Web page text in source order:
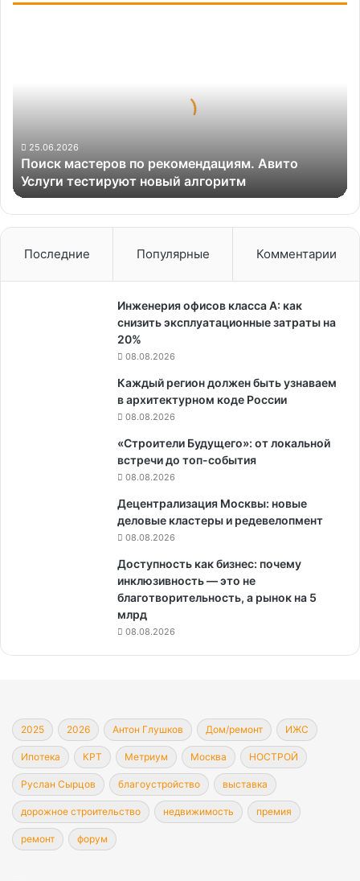
новый
алгоритм
25.06.2026
Поиск мастеров по рекомендациям. Авито
Услуги тестируют новый алгоритм
Последние Популярные Комментарии
Инженерия офисов класса А: как
снизить эксплуатационные затраты на
20%
08.08.2026
Каждый регион должен быть узнаваем
в архитектурном коде России
08.08.2026
«Строители Будущего»: от локальной
встречи до топ-события
08.08.2026
Децентрализация Москвы: новые
деловые кластеры и редевелопмент
08.08.2026
Доступность как бизнес: почему
инклюзивность — это не
благотворительность, а рынок на 5
млрд
08.08.2026
2025 2026 Антон Глушков Дом/ремонт ИЖС
Ипотека КРТ Метриум Москва НОСТРОЙ
Руслан Сырцов благоустройство выставка
дорожное строительство недвижимость премия
ремонт форум